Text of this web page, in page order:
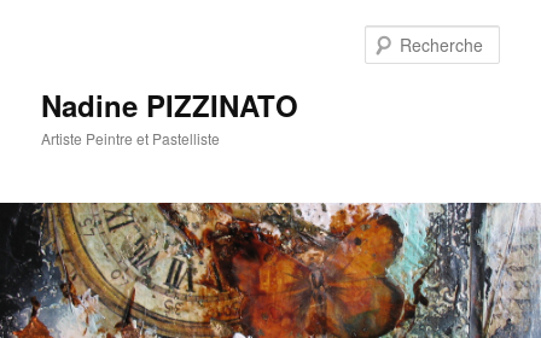
Nadine PIZZINATO
Artiste Peintre et Pastelliste